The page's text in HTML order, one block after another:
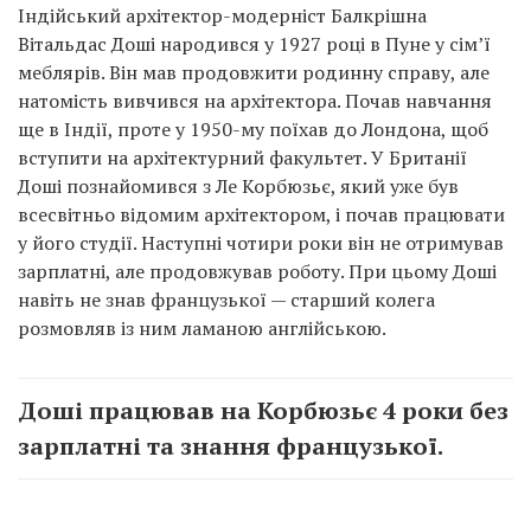
Індійський архітектор-модерніст Балкрішна
Вітальдас Доші народився у 1927 році в Пуне у сім’ї
меблярів. Він мав продовжити родинну справу, але
натомість вивчився на архітектора. Почав навчання
ще в Індії, проте у 1950-му поїхав до Лондона, щоб
вступити на архітектурний факультет. У Британії
Доші познайомився з Ле Корбюзьє, який уже був
всесвітньо відомим архітектором, і почав працювати
у його студії. Наступні чотири роки він не отримував
зарплатні, але продовжував роботу. При цьому Доші
навіть не знав французької — старший колега
розмовляв із ним ламаною англійською.
Доші працював на Корбюзьє 4 роки без
зарплатні та знання французької.